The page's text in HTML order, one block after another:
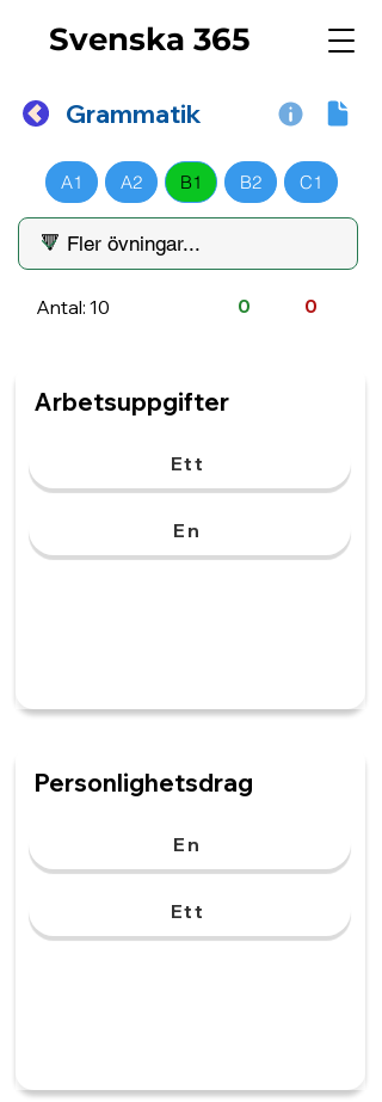
Svenska 365
Grammatik
A1 A2 B1 B2 C1
Antal: 10 0 0
Arbetsuppgifter
Ett
En
Personlighetsdrag
En
Ett